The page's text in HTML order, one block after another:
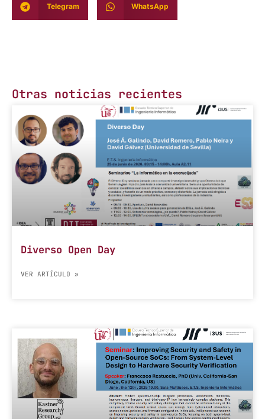
Telegram WhatsApp
Otras noticias recientes
Diverso Open Day
VER ARTÍCULO »